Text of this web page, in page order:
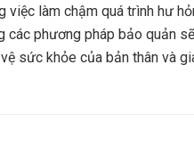
việc làm chậm quá trình hư
các phương pháp bảo quản
sức khỏe của bản thân và